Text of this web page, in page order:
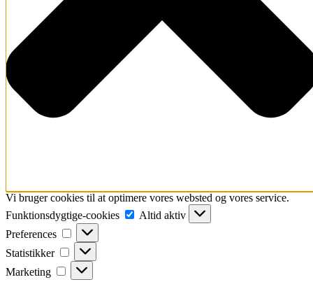
Vi bruger cookies til at optimere vores websted og vores service.
Funktionsdygtige-cookies
Funktionsdygtige-
cookies
Altid aktiv
Preferences
Preferences
Statistikker Statistikker
Marketing Marketing